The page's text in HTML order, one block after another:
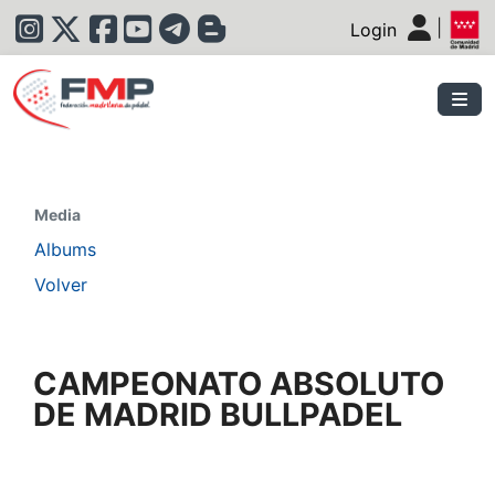
|
Login
Media
Albums
Volver
CAMPEONATO ABSOLUTO
DE MADRID BULLPADEL